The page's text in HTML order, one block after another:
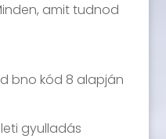
amit tudnod
bno kód 8 alapján
gyulladás